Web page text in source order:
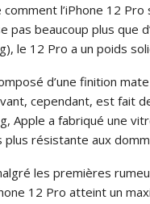
l’iPhone 12 Pro
pas beaucoup plus que
le 12 Pro a un poids
d’une finition
cependant, est fait
Apple a fabriqué une
résistante aux
les premières
12 Pro atteint un